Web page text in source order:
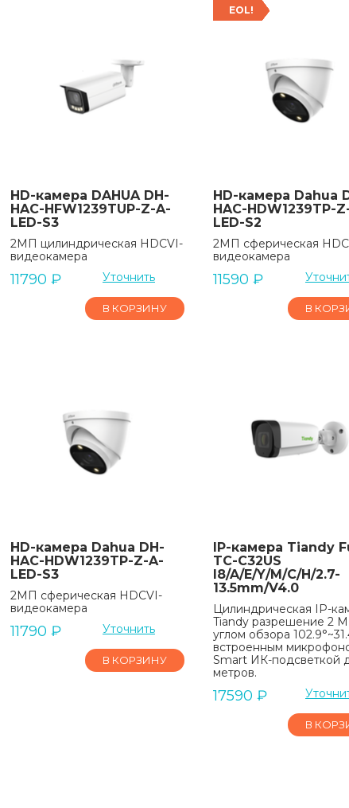
HD-камера DAHUA DH-
HAC-HFW1239TUP-Z-A-
LED-S3
2МП цилиндрическая HDCVI-
видеокамера
11790 ₽ Уточнить
В КОРЗИНУ
EOL!
HD-камера Dahua
HAC-HDW1239TP-
LED-S2
2МП сферическая
видеокамера
11590 ₽
В
HD-камера Dahua DH-
HAC-HDW1239TP-Z-A-
LED-S3
2МП сферическая HDCVI-
видеокамера
11790 ₽ Уточнить
В КОРЗИНУ
IP-камера Tiandy
TC-C32US
I8/A/E/Y/M/C/H/2.7-
13.5mm/V4.0
Цилиндрическая IP-
Tiandy разрешение 2
углом обзора
встроенным
Smart ИК-подсветкой
метров.
17590 ₽
В